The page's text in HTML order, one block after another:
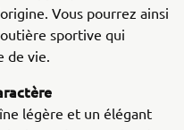
Vous pourrez ainsi
sportive qui
de vie.
légère et un élégant